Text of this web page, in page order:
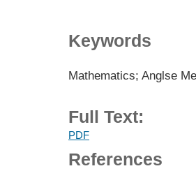
Keywords
Mathematics; Anglse
Full Text:
PDF
References